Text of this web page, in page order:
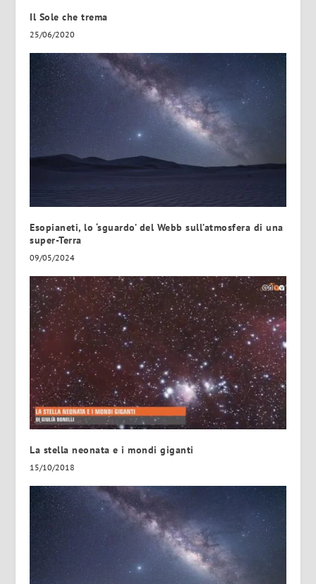
Il Sole che trema
25/06/2020
Esopianeti, lo ‘sguardo’ del Webb sull’atmosfera di una
super-Terra
09/05/2024
La stella neonata e i mondi giganti
15/10/2018